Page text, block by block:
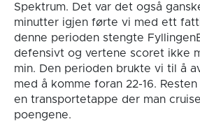
Spektrum. Det var det også
minutter igjen førte vi med ett
denne perioden stengte
defensivt og vertene scoret ikke
min. Den perioden brukte vi til å
med å komme foran 22-16.
en transportetappe der man
poengene.